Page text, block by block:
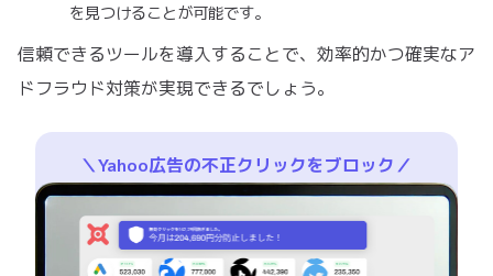
を見つけることが可能です。
信頼できるツールを導入することで、効率的かつ確実なア
ドフラウド対策が実現できるでしょう。
＼Yahoo広告の不正クリックをブロック／